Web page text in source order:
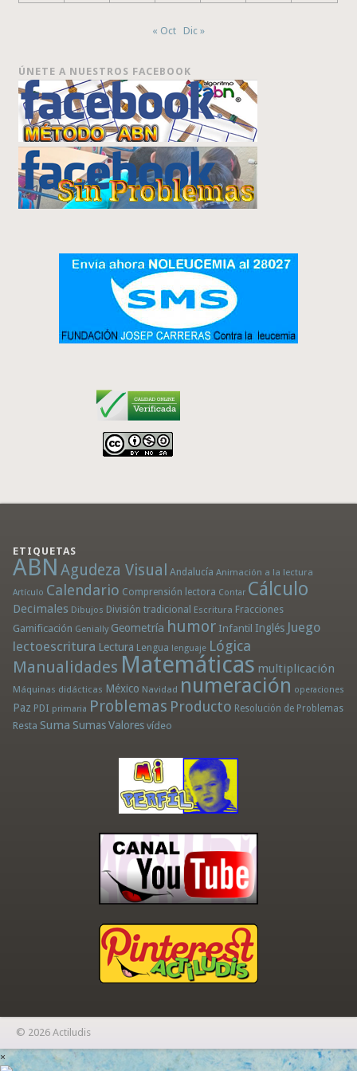
« Oct Dic »
ÚNETE A NUESTROS FACEBOOK
ETIQUETAS
ABN Agudeza Visual Andalucía Animación a la lectura
Artículo Calendario Comprensión lectora Contar Cálculo
Decimales Dibujos División tradicional Escritura Fracciones
Gamificación Genially Geometría humor Infantil Inglés Juego
lectoescritura Lectura Lengua lenguaje Lógica
Manualidades Matemáticas multiplicación
Máquinas didácticas México Navidad numeración operaciones
Paz PDI primaria Problemas Producto Resolución de Problemas
Resta Suma Sumas Valores vídeo
© 2026 Actiludis
×